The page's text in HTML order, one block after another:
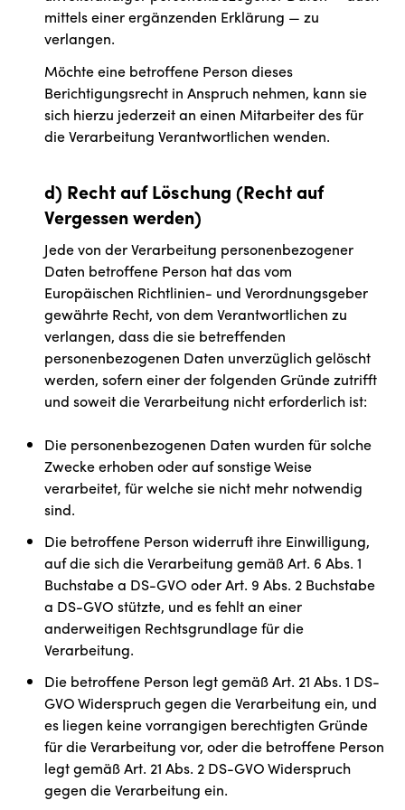
mittels einer ergänzenden Erklärung — zu
verlangen.
Möchte eine betroffene Person dieses
Berichtigungsrecht in Anspruch nehmen, kann sie
sich hierzu jederzeit an einen Mitarbeiter des für
die Verarbeitung Verantwortlichen wenden.
d) Recht auf Löschung (Recht auf
Vergessen werden)
Jede von der Verarbeitung personenbezogener
Daten betroffene Person hat das vom
Europäischen Richtlinien- und Verordnungsgeber
gewährte Recht, von dem Verantwortlichen zu
verlangen, dass die sie betreffenden
personenbezogenen Daten unverzüglich gelöscht
werden, sofern einer der folgenden Gründe zutrifft
und soweit die Verarbeitung nicht erforderlich ist:
Die personenbezogenen Daten wurden für solche
Zwecke erhoben oder auf sonstige Weise
verarbeitet, für welche sie nicht mehr notwendig
sind.
Die betroffene Person widerruft ihre Einwilligung,
auf die sich die Verarbeitung gemäß Art. 6 Abs. 1
Buchstabe a DS-GVO oder Art. 9 Abs. 2 Buchstabe
a DS-GVO stützte, und es fehlt an einer
anderweitigen Rechtsgrundlage für die
Verarbeitung.
Die betroffene Person legt gemäß Art. 21 Abs. 1 DS-
GVO Widerspruch gegen die Verarbeitung ein, und
es liegen keine vorrangigen berechtigten Gründe
für die Verarbeitung vor, oder die betroffene Person
legt gemäß Art. 21 Abs. 2 DS-GVO Widerspruch
gegen die Verarbeitung ein.